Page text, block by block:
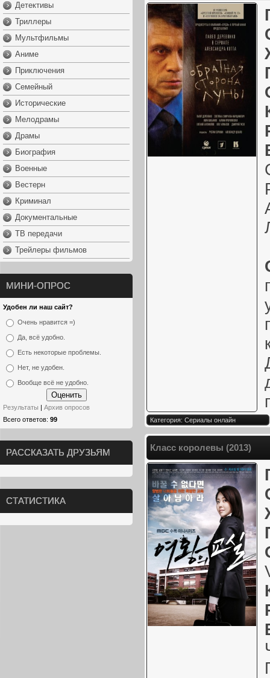
Детективы
Триллеры
Мультфильмы
Аниме
Приключения
Семейный
Исторические
Мелодрамы
Драмы
Биография
Военные
Вестерн
Криминал
Документальные
ТВ передачи
Трейлеры фильмов
МИНИ-ОПРОС
Удобен ли наш сайт?
Очень нравится =)
Да, всё удобно.
Есть некоторые проблемы.
Нет, не удобен.
Вообще всё не удобно.
Результаты
Архив опросов
Всего ответов: 99
РАССКАЗАТЬ ДРУЗЬЯМ
СТАТИСТИКА
Категория: Сериалы онлайн
Класс королевы (2013)